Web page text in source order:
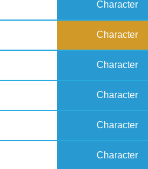
Character
Character
Character
Character
Character
Character